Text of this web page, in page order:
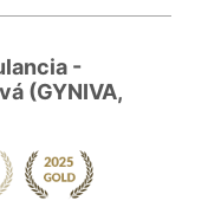
-
(GYNIVA,